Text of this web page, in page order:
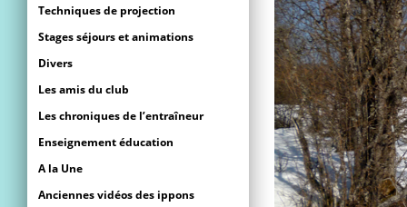
Techniques de projection
Stages séjours et animations
Divers
Les amis du club
Les chroniques de l’entraîneur
Enseignement éducation
A la Une
Anciennes vidéos des ippons